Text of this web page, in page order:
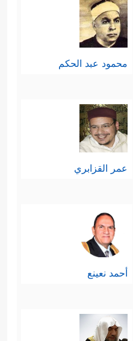
محمود عبد الحكم
عمر القزابري
أحمد نعينع